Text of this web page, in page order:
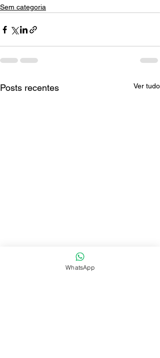
Sem categoria
Posts recentes Ver tudo
WhatsApp